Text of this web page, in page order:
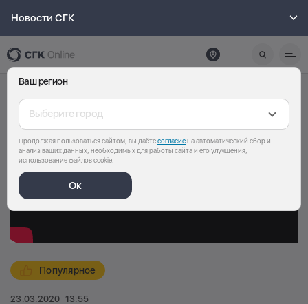
Новости СГК
Ваш регион
Выберите город
Продолжая пользоваться сайтом, вы даётесогласиена автоматический сбор и
анализ ваших данных, необходимых для работы сайта и его улучшения,
использование файлов cookie.
Ок
Популярное
23.03.2020 13:55